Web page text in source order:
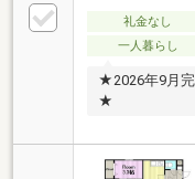
礼金なし
一人暮らし
★2026年9月
★